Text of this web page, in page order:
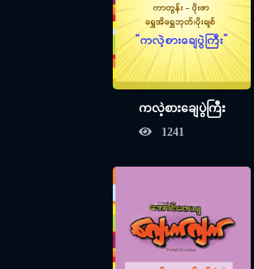
ကလဲ့စားချေပွဲကြီး
1241